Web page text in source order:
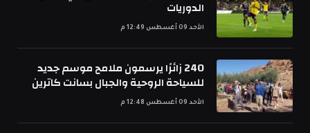
الدوريات
الأحد 09 أغسطس 12:49 م
240 زائرًا يرسمون ملامح موسم جديد
للسياحة الروحية والجبال بسانت كاترين
الأحد 09 أغسطس 12:48 م